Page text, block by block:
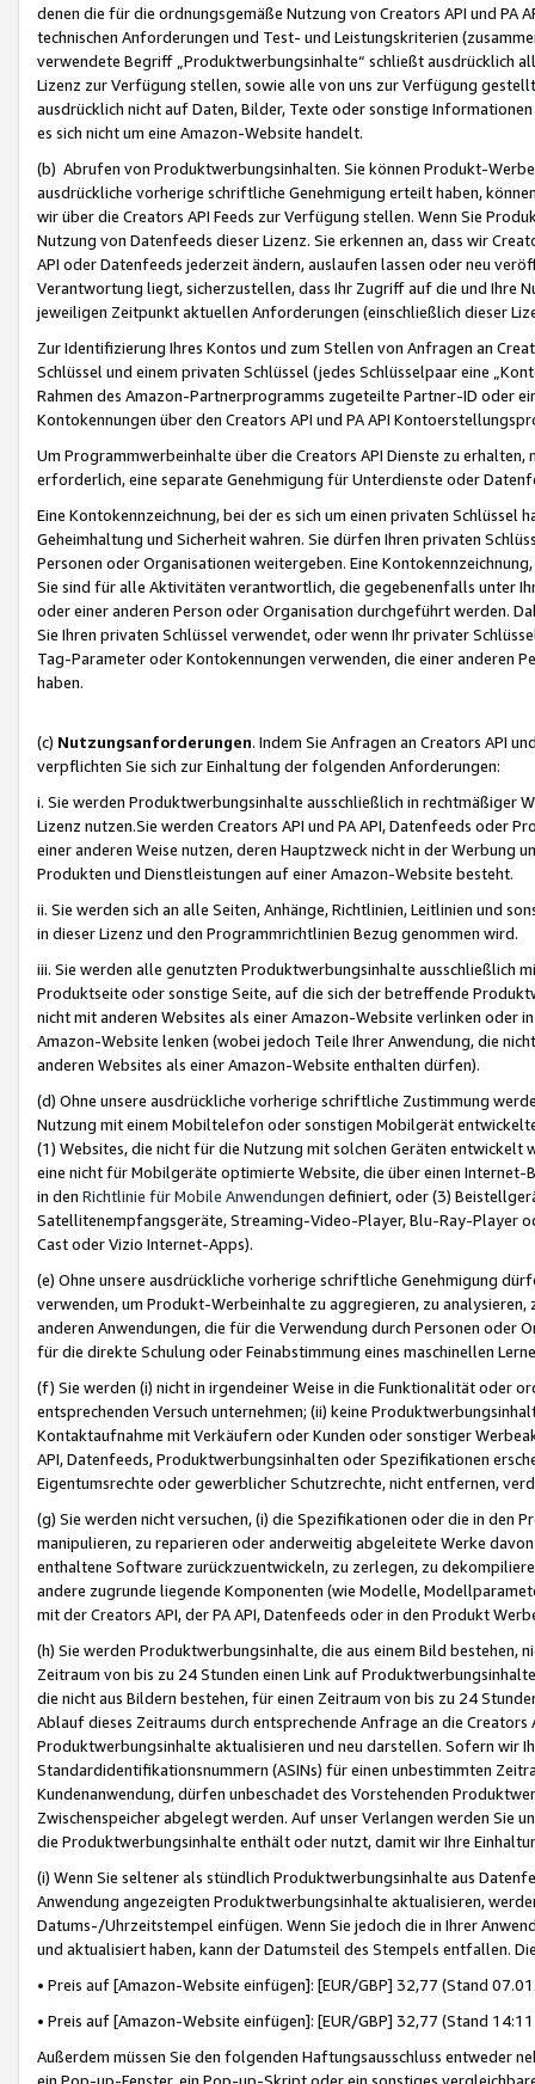
denen die für die ordnungsgemäße Nutzung von Creators API und PA
technischen Anforderungen und Test- und Leistungskriterien
verwendete Begriff „Produktwerbungsinhalte“ schließt ausdrücklich
Lizenz zur Verfügung stellen, sowie alle von uns zur Verfügung
ausdrücklich nicht auf Daten, Bilder, Texte oder sonstige
es sich nicht um eine Amazon-Website handelt.
(b) Abrufen von Produktwerbungsinhalten. Sie können Produkt-
ausdrückliche vorherige schriftliche Genehmigung erteilt haben,
wir über die Creators API Feeds zur Verfügung stellen. Wenn Sie
Nutzung von Datenfeeds dieser Lizenz. Sie erkennen an, dass wir
API oder Datenfeeds jederzeit ändern, auslaufen lassen oder neu
Verantwortung liegt, sicherzustellen, dass Ihr Zugriff auf die und Ihre
jeweiligen Zeitpunkt aktuellen Anforderungen (einschließlich dieser
Zur Identifizierung Ihres Kontos und zum Stellen von Anfragen an
Schlüssel und einem privaten Schlüssel (jedes Schlüsselpaar eine
Rahmen des Amazon-Partnerprogramms zugeteilte Partner-ID oder
Kontokennungen über den Creators API und PA API
Um Programmwerbeinhalte über die Creators API Dienste zu
erforderlich, eine separate Genehmigung für Unterdienste oder
Eine Kontokennzeichnung, bei der es sich um einen privaten
Geheimhaltung und Sicherheit wahren. Sie dürfen Ihren privaten
Personen oder Organisationen weitergeben. Eine
Sie sind für alle Aktivitäten verantwortlich, die gegebenenfalls unter
oder einer anderen Person oder Organisation durchgeführt werden.
Sie Ihren privaten Schlüssel verwendet, oder wenn Ihr privater
Tag-Parameter oder Kontokennungen verwenden, die einer anderen
haben.
(c) Nutzungsanforderungen. Indem Sie Anfragen an Creators API
verpflichten Sie sich zur Einhaltung der folgenden Anforderungen:
i. Sie werden Produktwerbungsinhalte ausschließlich in rechtmäßiger
Lizenz nutzen.Sie werden Creators API und PA API, Datenfeeds oder
einer anderen Weise nutzen, deren Hauptzweck nicht in der Werbung
Produkten und Dienstleistungen auf einer Amazon-Website besteht.
ii. Sie werden sich an alle Seiten, Anhänge, Richtlinien, Leitlinien und
in dieser Lizenz und den Programmrichtlinien Bezug genommen wird.
iii. Sie werden alle genutzten Produktwerbungsinhalte ausschließlich
Produktseite oder sonstige Seite, auf die sich der betreffende
nicht mit anderen Websites als einer Amazon-Website verlinken oder
Amazon-Website lenken (wobei jedoch Teile Ihrer Anwendung, die
anderen Websites als einer Amazon-Website enthalten dürfen).
(d) Ohne unsere ausdrückliche vorherige schriftliche Zustimmung
Nutzung mit einem Mobiltelefon oder sonstigen Mobilgerät
(1) Websites, die nicht für die Nutzung mit solchen Geräten
eine nicht für Mobilgeräte optimierte Website, die über einen
in den Richtlinie für Mobile Anwendungen definiert, oder (3)
Satellitenempfangsgeräte, Streaming-Video-Player, Blu-Ray-Player
Cast oder Vizio Internet-Apps).
(e) Ohne unsere ausdrückliche vorherige schriftliche Genehmigung
verwenden, um Produkt-Werbeinhalte zu aggregieren, zu
anderen Anwendungen, die für die Verwendung durch Personen
für die direkte Schulung oder Feinabstimmung eines maschinellen
(f) Sie werden (i) nicht in irgendeiner Weise in die Funktionalität oder
entsprechenden Versuch unternehmen; (ii) keine
Kontaktaufnahme mit Verkäufern oder Kunden oder sonstiger
API, Datenfeeds, Produktwerbungsinhalten oder Spezifikationen
Eigentumsrechte oder gewerblicher Schutzrechte, nicht entfernen,
(g) Sie werden nicht versuchen, (i) die Spezifikationen oder die in
manipulieren, zu reparieren oder anderweitig abgeleitete Werke
enthaltene Software zurückzuentwickeln, zu zerlegen, zu
andere zugrunde liegende Komponenten (wie Modelle,
mit der Creators API, der PA API, Datenfeeds oder in den Produkt
(h) Sie werden Produktwerbungsinhalte, die aus einem Bild bestehen,
Zeitraum von bis zu 24 Stunden einen Link auf
die nicht aus Bildern bestehen, für einen Zeitraum von bis zu 24
Ablauf dieses Zeitraums durch entsprechende Anfrage an die
Produktwerbungsinhalte aktualisieren und neu darstellen. Sofern wir
Standardidentifikationsnummern (ASINs) für einen unbestimmten
Kundenanwendung, dürfen unbeschadet des Vorstehenden
Zwischenspeicher abgelegt werden. Auf unser Verlangen werden Sie
die Produktwerbungsinhalte enthält oder nutzt, damit wir Ihre
(i) Wenn Sie seltener als stündlich Produktwerbungsinhalte aus
Anwendung angezeigten Produktwerbungsinhalte aktualisieren,
Datums-/Uhrzeitstempel einfügen. Wenn Sie jedoch die in Ihrer
und aktualisiert haben, kann der Datumsteil des Stempels entfallen.
• Preis auf [Amazon-Website einfügen]: [EUR/GBP] 32,77 (Stand
• Preis auf [Amazon-Website einfügen]: [EUR/GBP] 32,77 (Stand
Außerdem müssen Sie den folgenden Haftungsausschluss entweder
ein Pop-up-Fenster, ein Pop-up-Skript oder ein sonstiges